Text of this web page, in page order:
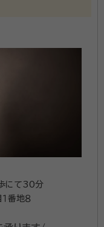
（15分まで）で行
にて30分
番地８